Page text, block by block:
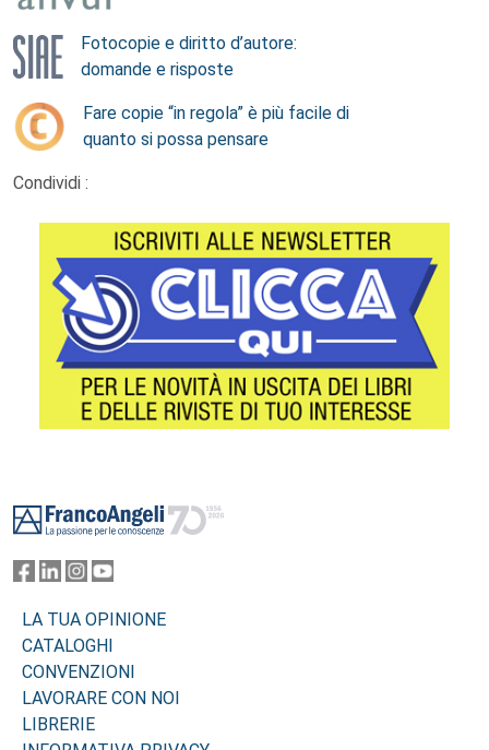
Fotocopie e diritto d’autore:
domande e risposte
Fare copie “in regola” è più facile di
quanto si possa pensare
Condividi :
LA TUA OPINIONE
CATALOGHI
CONVENZIONI
LAVORARE CON NOI
LIBRERIE